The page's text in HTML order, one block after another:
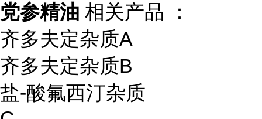
党参精油 相关产品 ：
齐多夫定杂质A
齐多夫定杂质B
盐-酸氟西汀杂质